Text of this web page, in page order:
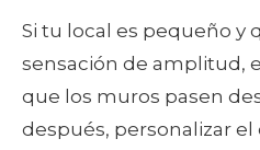
Si tu local es pequeño y
sensación de amplitud,
que los muros pasen
después, personalizar